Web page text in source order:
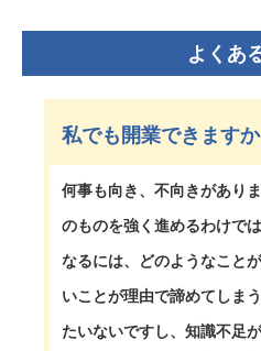
よくあ
私でも開業できますか
何事も向き、不向きがあり
のものを強く進めるわけで
なるには、どのようなこと
いことが理由で諦めてしま
たいないですし、知識不足